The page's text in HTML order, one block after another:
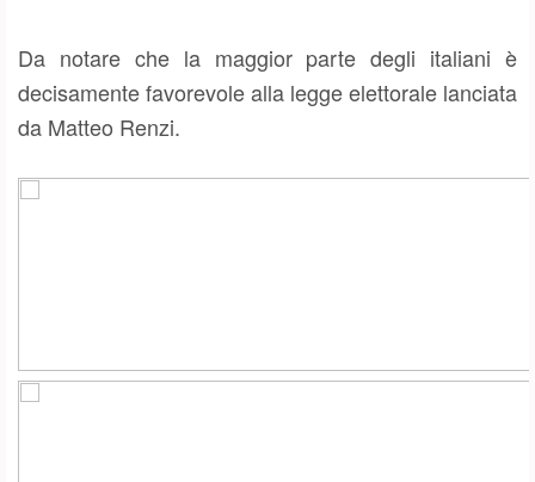
Da notare che la maggior parte degli italiani è
decisamente favorevole alla legge elettorale lanciata
da Matteo Renzi.